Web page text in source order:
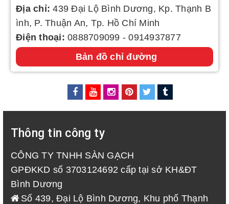
Địa chỉ:439 Đại Lộ Bình Dương, Kp. Thạnh B
ình, P. Thuận An, Tp. Hồ Chí Minh
Điện thoại: 0888709099 -0914937877
Bản đồ chỉ đường
Thông tin công ty
CÔNG TY TNHH SÀN GẠCH
GPĐKKD số 3703124692 cấp tại sở KH&ĐT
Bình Dương
Số 439, Đại Lộ Bình Dương, Khu phố Thạnh